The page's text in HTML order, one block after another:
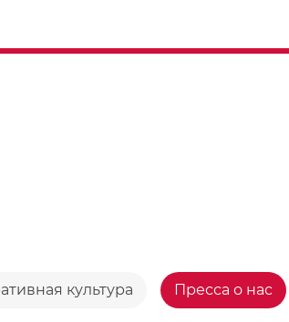
культура Пресса о нас